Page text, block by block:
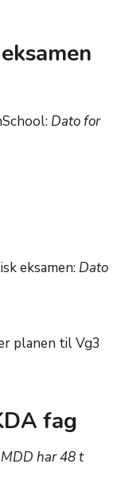
Dato for
eksamen: Dato
planen til Vg3
fag
har 48 t